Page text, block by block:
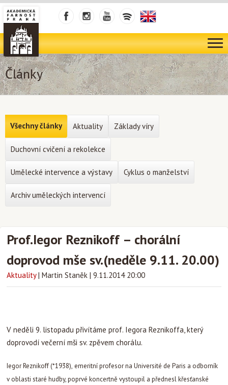
Články
Prof.Iegor Reznikoff – chorální
doprovod mše sv.(neděle 9.11. 20.00)
Aktuality | Martin Staněk | 9.11.2014 20:00
V neděli 9. listopadu přivítáme prof. Iegora Reznikoffa, který
doprovodí večerní mši sv. zpěvem chorálu.
Iegor Reznikoff (*1938), emeritní profesor na Université de Paris a odborník
v oblasti staré hudby, poprvé koncertně vystoupil a přednesl křesťanské
Všechny články Aktuality Základy víry
Duchovní cvičení a rekolekce
Umělecké intervence a výstavy Cyklus o manželství
Archiv uměleckých intervencí